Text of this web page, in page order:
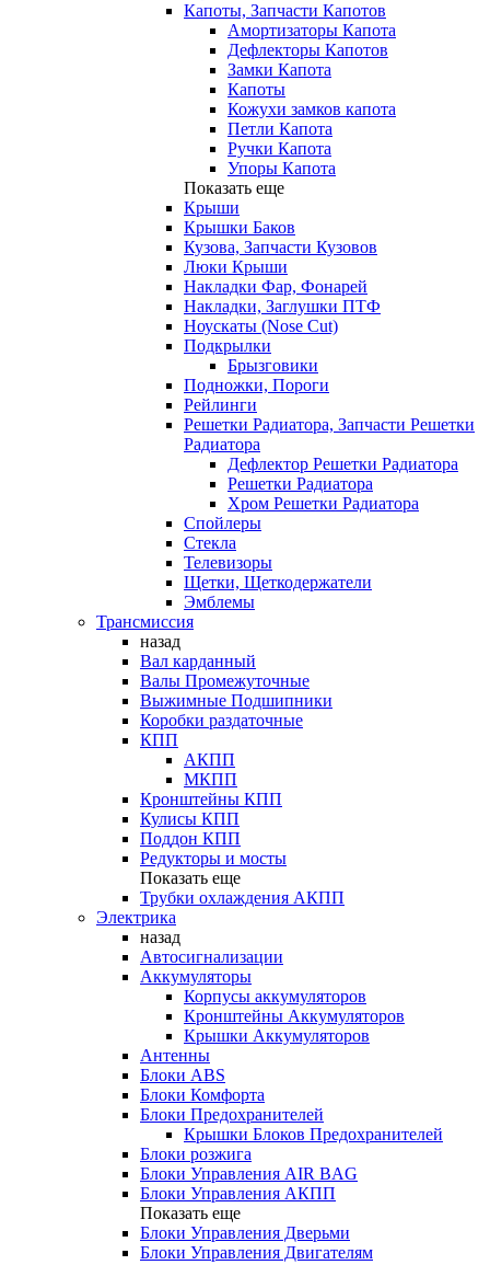
Капоты, Запчасти Капотов
Амортизаторы Капота
Дефлекторы Капотов
Замки Капота
Капоты
Кожухи замков капота
Петли Капота
Ручки Капота
Упоры Капота
Показать еще
Крыши
Крышки Баков
Кузова, Запчасти Кузовов
Люки Крыши
Накладки Фар, Фонарей
Накладки, Заглушки ПТФ
Ноускаты (Nose Cut)
Подкрылки
Брызговики
Подножки, Пороги
Рейлинги
Решетки Радиатора, Запчасти Решетки
Радиатора
Дефлектор Решетки Радиатора
Решетки Радиатора
Хром Решетки Радиатора
Спойлеры
Стекла
Телевизоры
Щетки, Щеткодержатели
Эмблемы
Трансмиссия
назад
Вал карданный
Валы Промежуточные
Выжимные Подшипники
Коробки раздаточные
КПП
АКПП
МКПП
Кронштейны КПП
Кулисы КПП
Поддон КПП
Редукторы и мосты
Показать еще
Трубки охлаждения АКПП
Электрика
назад
Автосигнализации
Аккумуляторы
Корпусы аккумуляторов
Кронштейны Аккумуляторов
Крышки Аккумуляторов
Антенны
Блоки ABS
Блоки Комфорта
Блоки Предохранителей
Крышки Блоков Предохранителей
Блоки розжига
Блоки Управления AIR BAG
Блоки Управления АКПП
Показать еще
Блоки Управления Дверьми
Блоки Управления Двигателям